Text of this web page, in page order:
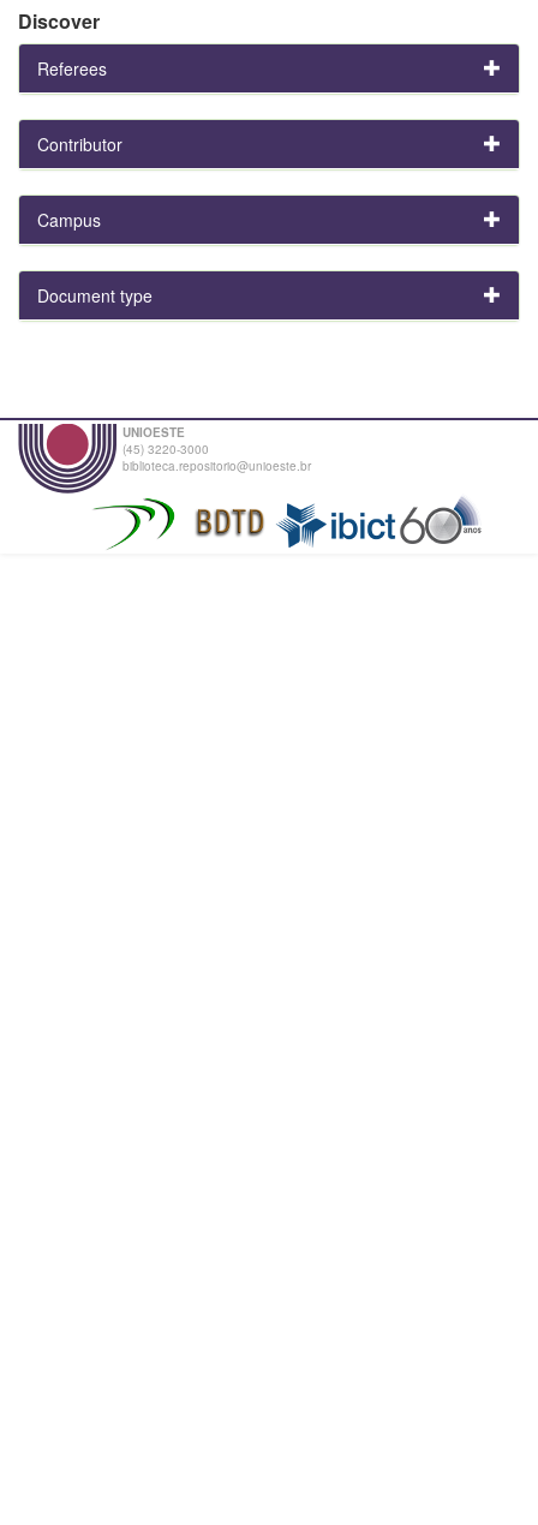
Discover
Referees
Contributor
Campus
Document type
UNIOESTE
(45) 3220-3000
biblioteca.repositorio@unioeste.br